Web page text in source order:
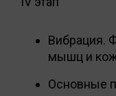
Вибрация.
мышц и
Основные